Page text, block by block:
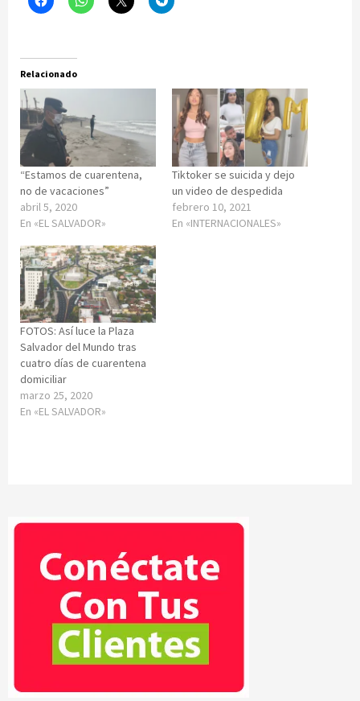
Relacionado
“Estamos de cuarentena,
no de vacaciones”
abril 5, 2020
En «EL SALVADOR»
Tiktoker se suicida y dejo
un video de despedida
febrero 10, 2021
En «INTERNACIONALES»
FOTOS: Así luce la Plaza
Salvador del Mundo tras
cuatro días de cuarentena
domiciliar
marzo 25, 2020
En «EL SALVADOR»